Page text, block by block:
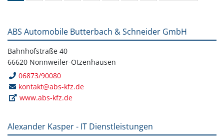
ABS Automobile Butterbach & Schneider GmbH
Bahnhofstraße 40
66620 Nonnweiler-Otzenhausen
06873/90080
kontakt@abs-kfz.de
www.abs-kfz.de
Alexander Kasper - IT Dienstleistungen